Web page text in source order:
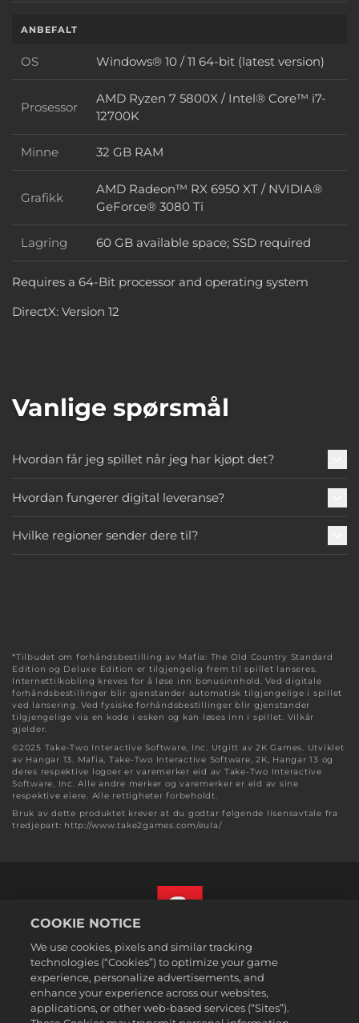
ANBEFALT
OS OS
Windows® 10 / 11 64-bit (latest version)
Prosessor Prosessor
AMD Ryzen 7 5800X / Intel® Core™ i7-
12700K
Minne Minne
32 GB RAM
Grafikk Grafikk
AMD Radeon™ RX 6950 XT / NVIDIA®
GeForce® 3080 Ti
Lagring Lagring
60 GB available space; SSD required
Requires a 64-Bit processor and operating system
DirectX: Version 12
Vanlige spørsmål
Hvordan får jeg spillet når jeg har kjøpt det?
Hvordan fungerer digital leveranse?
Hvilke regioner sender dere til?
*Tilbudet om forhåndsbestilling av Mafia: The Old Country Standard
Edition og Deluxe Edition er tilgjengelig frem til spillet lanseres.
Internettilkobling kreves for å løse inn bonusinnhold. Ved digitale
forhåndsbestillinger blir gjenstander automatisk tilgjengelige i spillet
ved lansering. Ved fysiske forhåndsbestillinger blir gjenstander
tilgjengelige via en kode i esken og kan løses inn i spillet. Vilkår
gjelder.
©2025 Take-Two Interactive Software, Inc. Utgitt av 2K Games. Utviklet
av Hangar 13. Mafia, Take-Two Interactive Software, 2K, Hangar 13 og
deres respektive logoer er varemerker eid av Take-Two Interactive
Software, Inc. Alle andre merker og varemerker er eid av sine
respektive eiere. Alle rettigheter forbeholdt.
Bruk av dette produktet krever at du godtar følgende lisensavtale fra
tredjepart: http://www.take2games.com/eula/
Juridisk
Personvernerklæring
Retningslinjer for bruk av informasjonskapsler
Norsk
COOKIE NOTICE
We use cookies, pixels and similar tracking
technologies (“Cookies”) to optimize your game
experience, personalize advertisements, and
enhance your experience across our websites,
applications, or other web-based services (“Sites”).